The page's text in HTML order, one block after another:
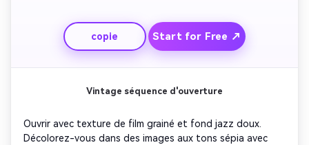
son ambiant doux. Terminez en douceur avec le fade-out
au début de votre contenu.
copie Start for Free ↗
Vintage séquence d'ouverture
Ouvrir avec texture de film grainé et fond jazz doux.
Décolorez-vous dans des images aux tons sépia avec